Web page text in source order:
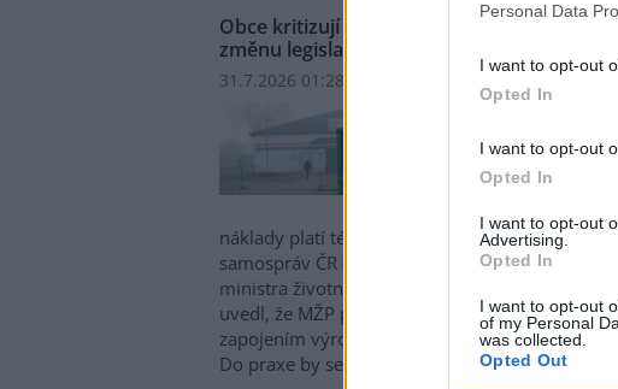
Personal Data
I want to opt-out
Opted In
I want to opt-out
Opted In
I want to opt-out
Advertising.
Opted In
I want to opt-out
of my Personal
was collected.
Opted Out
Obce kritizují drahý svoz textilního odpadu,
změnu legislativy
31.7.2026 01:28 (
Obce se
Aktuální
nehotové,
systémově
náklady platí téměř výhradně samosprávy,
samospráv ČR (SMS ČR). Na tuto skutečnost
ministra životního prostředí Igora Červeného
uvedl, že MŽP připravuje změnu legislativy,
zapojením výrobců do sběru, recyklace a
Do praxe by se měla promítnout od dubna 2028.